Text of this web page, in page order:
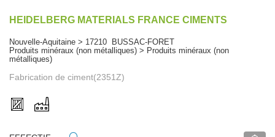
HEIDELBERG MATERIALS FRANCE CIMENTS
Nouvelle-Aquitaine > 17210 BUSSAC-FORET
Produits minéraux (non métalliques) > Produits minéraux (non
métalliques)
Fabrication de ciment(2351Z)